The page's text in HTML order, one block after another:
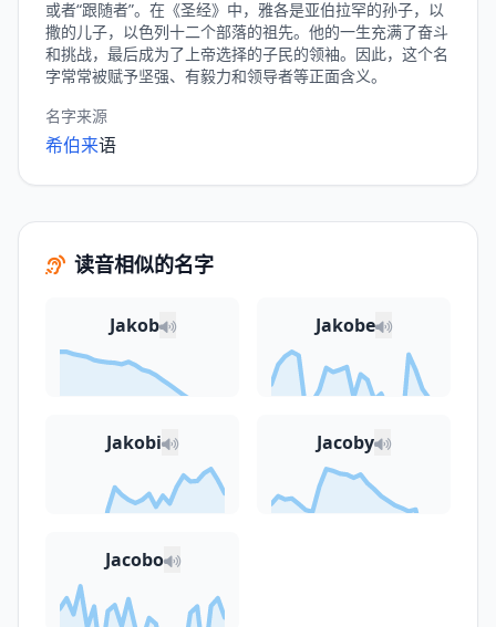
或者“跟随者”。在《圣经》中，雅各是亚伯拉罕的孙子，以
撒的儿子，以色列十二个部落的祖先。他的一生充满了奋斗
和挑战，最后成为了上帝选择的子民的领袖。因此，这个名
字常常被赋予坚强、有毅力和领导者等正面含义。
名字来源
希伯来语
读音相似的名字
Jakob Jakobe
Jakobi Jacoby
Jacobo